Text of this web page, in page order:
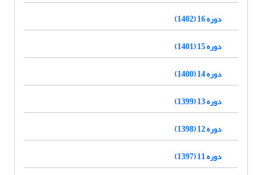
دوره 16 (1402)
دوره 15 (1401)
دوره 14 (1400)
دوره 13 (1399)
دوره 12 (1398)
دوره 11 (1397)